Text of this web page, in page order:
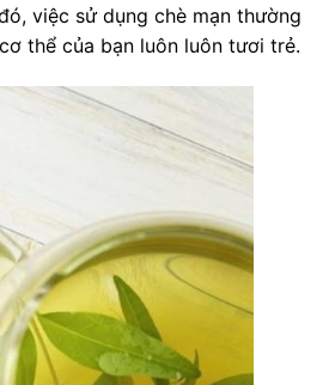
việc sử dụng chè mạn thường
thể của bạn luôn luôn tươi trẻ.